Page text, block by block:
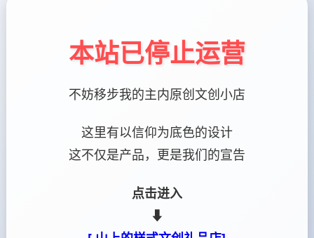
本站已停止运营
不妨移步我的主内原创文创小店
这里有以信仰为底色的设计
这不仅是产品，更是我们的宣告
点击进入
⬇